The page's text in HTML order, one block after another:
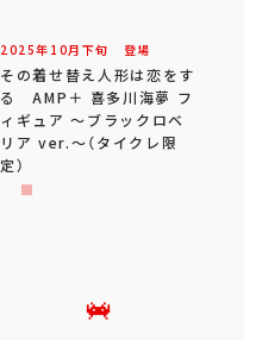
2025年 10月 下旬 登場
その着せ替え人形は恋をす
る AMP＋ 喜多川海夢 フ
ィギュア ～ブラックロベ
リア ver.～（タイクレ限
定）